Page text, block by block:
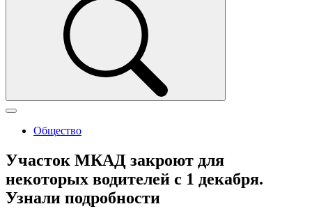
Общество
Участок МКАД закроют для
некоторых водителей с 1 декабря.
Узнали подробности